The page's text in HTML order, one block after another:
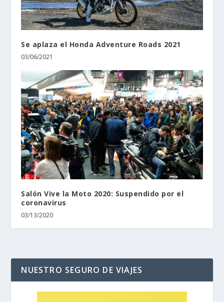
Se aplaza el Honda Adventure Roads 2021
03/06/2021
Salón Vive la Moto 2020: Suspendido por el
coronavirus
03/13/2020
NUESTRO SEGURO DE VIAJES